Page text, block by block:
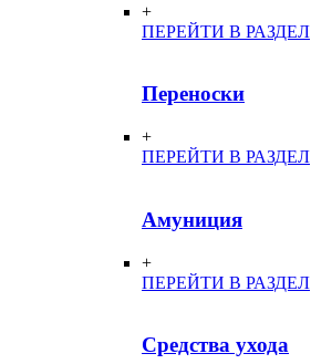
+
ПЕРЕЙТИ В РАЗДЕЛ
Переноски
+
ПЕРЕЙТИ В РАЗДЕЛ
Амуниция
+
ПЕРЕЙТИ В РАЗДЕЛ
Средства ухода